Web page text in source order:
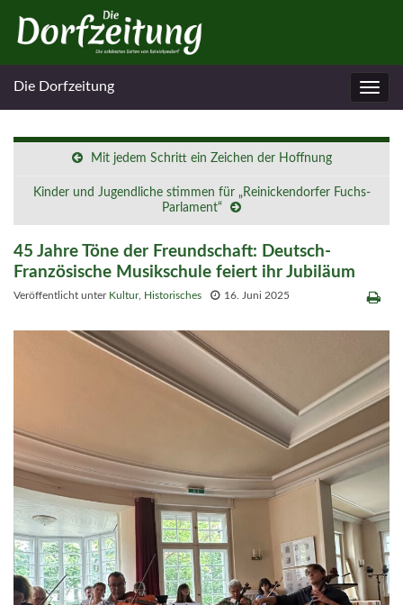
Die Dorfzeitung
Mit jedem Schritt ein Zeichen der Hoffnung
Kinder und Jugendliche stimmen für „Reinickendorfer Fuchs-
Parlament“
45 Jahre Töne der Freundschaft: Deutsch-
Französische Musikschule feiert ihr Jubiläum
Veröffentlicht unter Kultur, Historisches 16. Juni 2025